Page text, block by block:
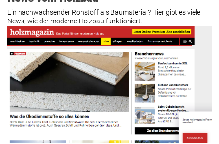
Ein nachwachsender Rohstoff als Baumaterial? Hier gibt es viele
News, wie der moderne Holzbau funktioniert.